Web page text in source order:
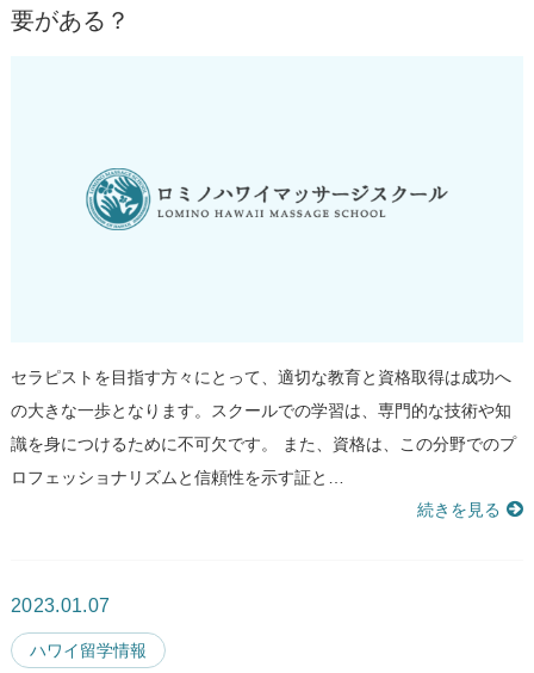
要がある？
セラピストを目指す方々にとって、適切な教育と資格取得は成功へ
の大きな一歩となります。スクールでの学習は、専門的な技術や知
識を身につけるために不可欠です。 また、資格は、この分野でのプ
ロフェッショナリズムと信頼性を示す証と…
続きを見る
2023.01.07
ハワイ留学情報